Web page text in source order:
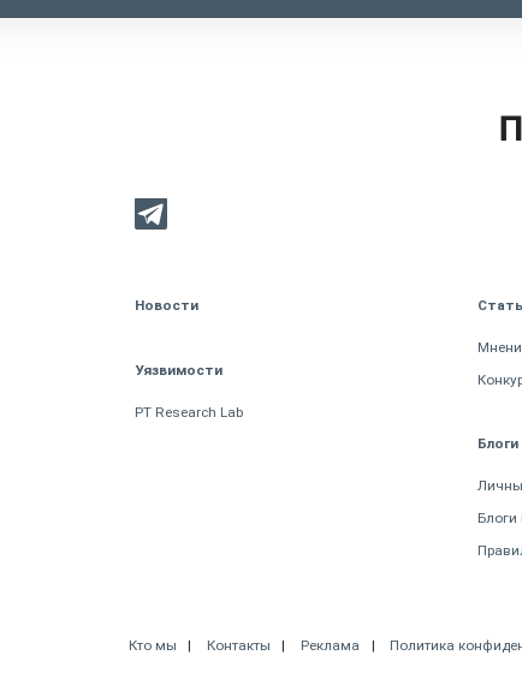
Новости
Уязвимости
PT Research Lab
Блоги
Кто мы Контакты Реклама Политика